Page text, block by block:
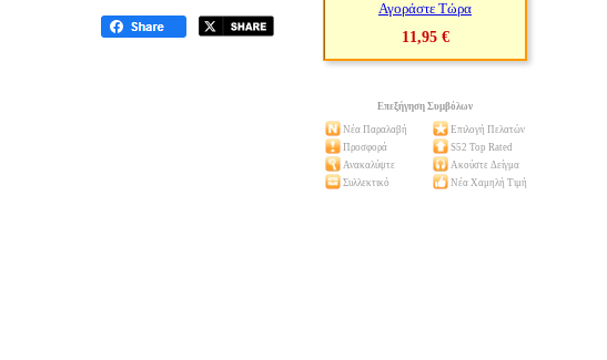
Αγοράστε Τώρα
11,95 €
Επεξήγηση Συμβόλων
Νέα Παραλαβή
Επιλογή Πελατών
Προσφορά
S52 Top Rated
Ανακαλύψτε
Ακούστε Δείγμα
Συλλεκτικό
Νέα Χαμηλή Τιμή